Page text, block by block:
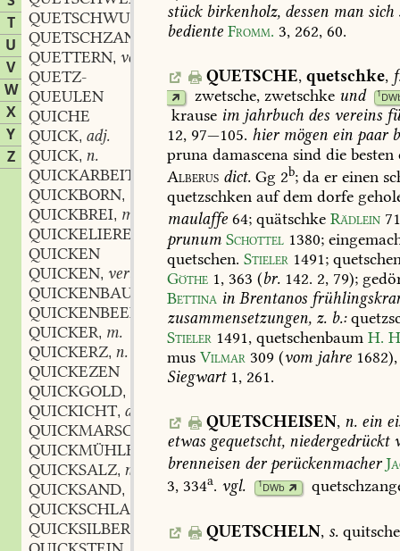
T
U
V
W
X
Y
Z
QUETSCHWUNDE
,f.
QUETSCHZANGE
f.
QUETTERN, verb.
QUETZ-
QUEULEN
QUICHE
QUICK, adj.
QUICK, n.
QUICKARBEIT
QUICKBORN,
QUICKBREI, m.
QUICKELIEREN
verb.
QUICKEN
QUICKEN, verb.
QUICKENBAUM
m.
QUICKENBEERE
QUICKER, m.
QUICKERZ, n.
QUICKEZEN
QUICKGOLD,
QUICKICHT, adj.
QUICKMARSCH
QUICKMÜHLE
QUICKSALZ, n.
QUICKSAND,
QUICKSCHLACKE
QUICKSILBER
stückbirkenholz, dessen man sich
bediente Fromm. 3, 262, 60.
QUETSCHE, quetschke,
zwetsche,zwetschke und 1
krause im jahrbuch des vereins
12, 97—105. hiermögen ein paar
pruna damascena sind die besten
Alberus dict. Gg 2b; da er einen
quetzschken aufdem dorfe
maulaffe 64; quätschke Rädlein
prunum Schottel 1380;
quetschen. Stieler 1491;
Göthe 1, 363 (br. 142. 2, 79);
Bettina in Brentanos
zusammensetzungen, z. b.:
Stieler 1491, quetschenbaum H.
mus Vilmar 309 (vom jahre 1682),
Siegwart1, 261.
QUETSCHEISEN, n. ein
etwas gequetscht, niedergedrückt
brenneisen derperückenmacher
3, 334a. vgl. 1DWb
QUETSCHELN, s.